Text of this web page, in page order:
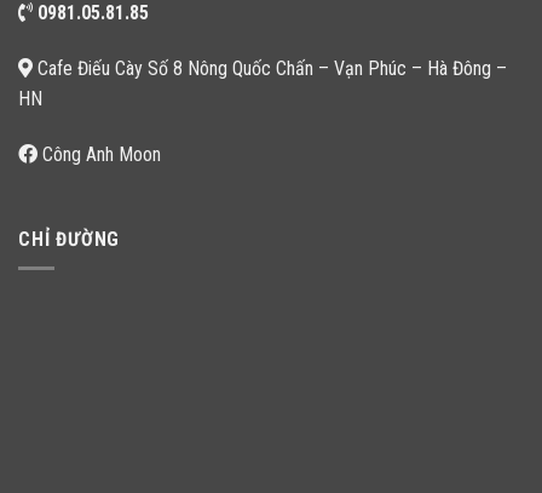
0981.05.81.85
Cafe Điếu Cày Số 8 Nông Quốc Chấn – Vạn Phúc – Hà Đông –
HN
Công Anh Moon
CHỈ ĐƯỜNG